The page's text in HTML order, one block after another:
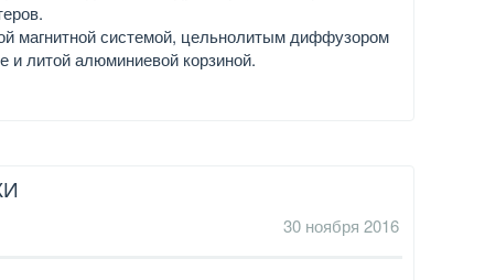
магнитной системой, цельнолитым диффузором
и литой алюминиевой корзиной.
30 ноября 2016